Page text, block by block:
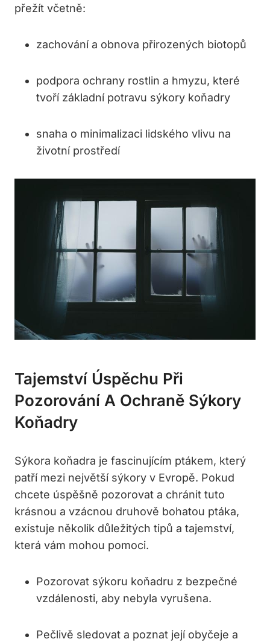
přežít včetně:
zachování a obnova přirozených biotopů
podpora ochrany rostlin a hmyzu, které
tvoří základní potravu sýkory koňadry
snaha o minimalizaci lidského vlivu na
životní prostředí
Tajemství Úspěchu Při
Pozorování A Ochraně Sýkory
Koňadry
Sýkora koňadra je fascinujícím ptákem, který
patří mezi největší sýkory v Evropě. Pokud
chcete úspěšně pozorovat a chránit tuto
krásnou a vzácnou druhově bohatou ptáka,
existuje několik důležitých tipů a tajemství,
která vám mohou pomoci.
Pozorovat sýkoru koňadru z bezpečné
vzdálenosti, aby nebyla vyrušena.
Pečlivě sledovat a poznat její obyčeje a